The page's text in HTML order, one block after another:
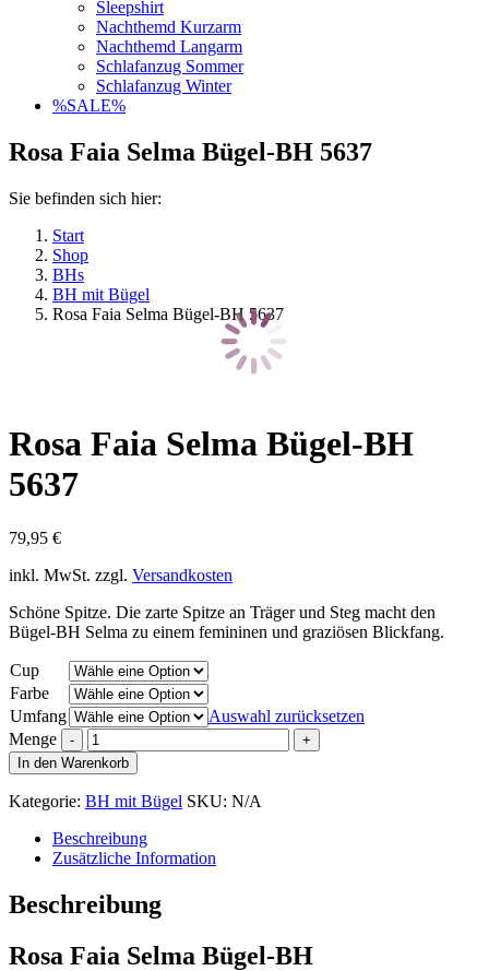
Sleepshirt
Nachthemd Kurzarm
Nachthemd Langarm
Schlafanzug Sommer
Schlafanzug Winter
%SALE%
Rosa Faia Selma Bügel-BH 5637
Sie befinden sich hier:
Start
Shop
BHs
BH mit Bügel
Rosa Faia Selma Bügel-BH 5637
Rosa Faia Selma Bügel-BH
5637
79,95 €
inkl. MwSt. zzgl. Versandkosten
Schöne Spitze. Die zarte Spitze an Träger und Steg macht den
Bügel-BH Selma zu einem femininen und graziösen Blickfang.
Cup
Farbe
Umfang
Auswahl zurücksetzen
Menge
In den Warenkorb
Kategorie: BH mit Bügel SKU: N/A
Beschreibung
Zusätzliche Information
Beschreibung
Rosa Faia Selma Bügel-BH